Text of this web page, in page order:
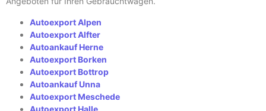
Autoexport Alpen
Autoexport Alfter
Autoankauf Herne
Autoexport Borken
Autoexport Bottrop
Autoankauf Unna
Autoexport Meschede
Autoexport Halle